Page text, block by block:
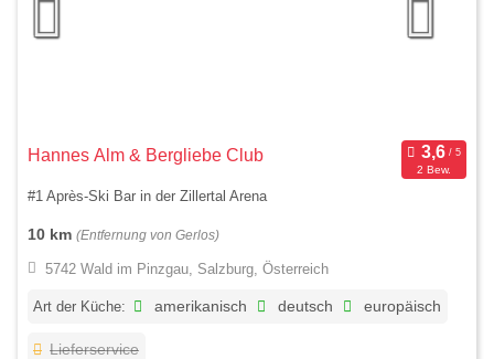
Hannes Alm & Bergliebe Club
2 Bew.
#1 Après-Ski Bar in der Zillertal Arena
10 km (Entfernung von Gerlos)
5742 Wald im Pinzgau, Salzburg, Österreich
Art der Küche: amerikanisch deutsch europäisch
Lieferservice